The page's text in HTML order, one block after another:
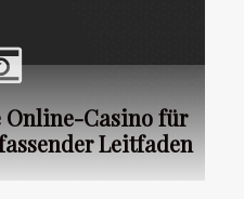
Online-Casino für
Leitfaden